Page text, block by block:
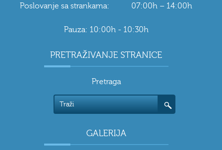
Poslovanje sa strankama: 07:00h – 14:00h
Pauza: 10:00h - 10:30h
PRETRAŽIVANJE STRANICE
Pretraga
GALERIJA